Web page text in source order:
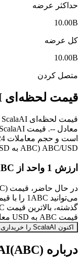
حداکثر عرضه
10.00B
کل عرضه
10.00B
متصل کردن
قیمت لحظه‌ای ScalaAI امروز در USD
ABC/USD (ABC به USD) به‌صورت آنی به‌روزرسانی می‌شود.
ارزش 1 واحد از ABC در چقدر است؟
قیمت ABC به USD معادل -- بوده است.
اکنون ScalaAI را خریداری کنید
درباره ScalaAI(ABC)